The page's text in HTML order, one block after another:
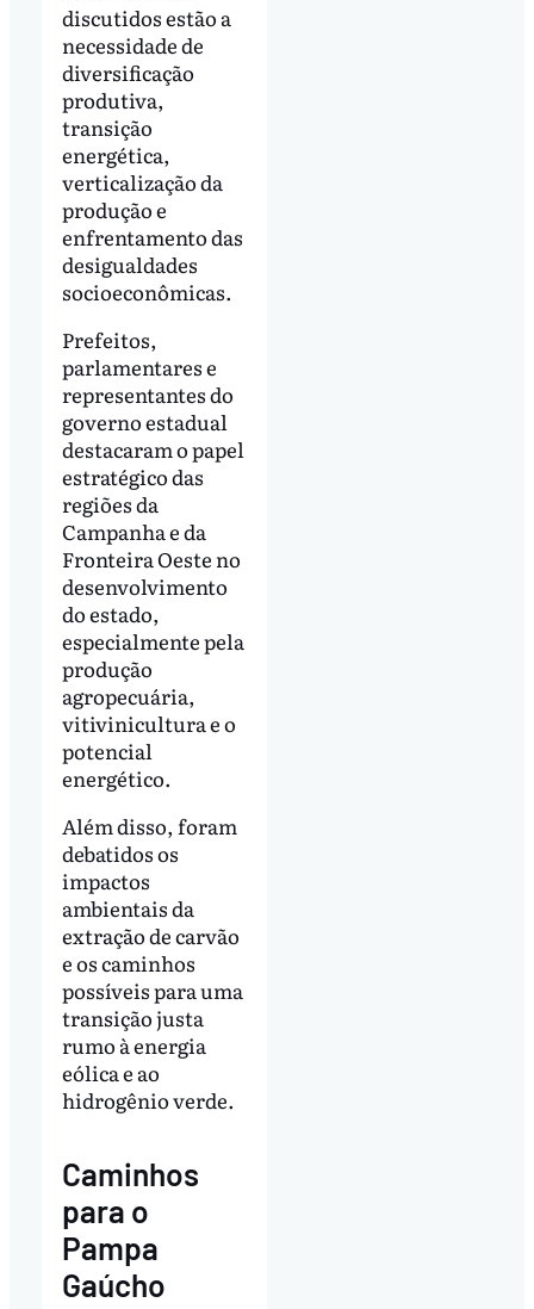
discutidos estão a
necessidade de
diversificação
produtiva,
transição
energética,
verticalização da
produção e
enfrentamento das
desigualdades
socioeconômicas.
Prefeitos,
parlamentares e
representantes do
governo estadual
destacaram o papel
estratégico das
regiões da
Campanha e da
Fronteira Oeste no
desenvolvimento
do estado,
especialmente pela
produção
agropecuária,
vitivinicultura e o
potencial
energético.
Além disso, foram
debatidos os
impactos
ambientais da
extração de carvão
e os caminhos
possíveis para uma
transição justa
rumo à energia
eólica e ao
hidrogênio verde.
Caminhos
para o
Pampa
Gaúcho